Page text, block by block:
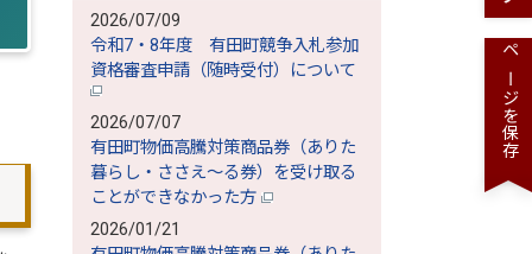
2026/07/09
令和7・8年度 有田町競争入札参加
資格審査申請（随時受付）について
2026/07/07
有田町物価高騰対策商品券（ありた
暮らし・ささえ～る券）を受け取る
ことができなかった方
2026/01/21
ページを保存